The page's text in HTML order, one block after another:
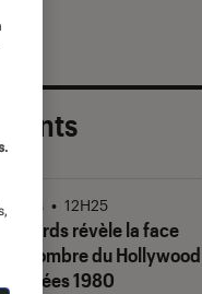
Shardsrévèle la face
sombre du Hollywood
années 1980
• 12H25